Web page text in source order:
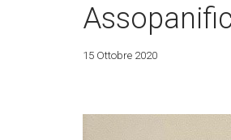
15 Ottobre 2020